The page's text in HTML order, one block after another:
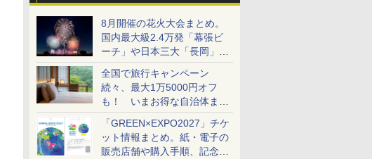
8月開催の花火大会まとめ。
国内最大級2.4万発「幕張ビ
ーチ」や日本三大「長岡」な
ど大型イベント目白押し！
全国で旅行キャンペーン
続々、最大1万5000円オフ
も！ いまお得な自治体まと
め
「GREEN×EXPO2027」チケ
ット情報まとめ。紙・電子の
販売店舗や購入手順、記念チ